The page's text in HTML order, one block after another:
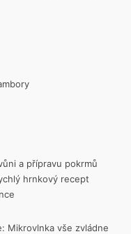
a přípravu pokrmů
hrnkový recept
Mikrovlnka vše zvládne